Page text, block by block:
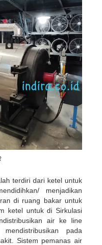
terdiri dari ketel untuk
menjadikan
di ruang bakar untuk
ketel untuk di Sirkulasi
air ke line
pada
Sistem pemanas air